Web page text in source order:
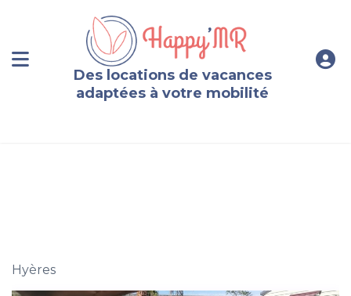
Des locations de vacances
adaptées à votre mobilité
Hyères